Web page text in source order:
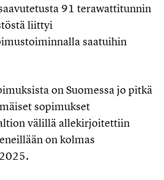
91 terawattitunnin
liittyi
saatuihin
on Suomessa jo pitkä
sopimukset
välillä allekirjoitettiin
on kolmas